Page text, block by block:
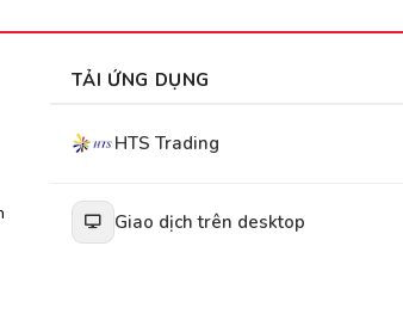
TẢI ỨNG DỤNG
HTS Trading
Giao dịch trên desktop